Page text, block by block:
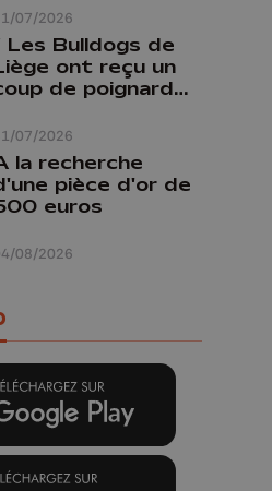
07/2026
07/2026
Les Bulldogs de
ont reçu un
de poignard
08/2026
la recherche
pièce d'or de
euros